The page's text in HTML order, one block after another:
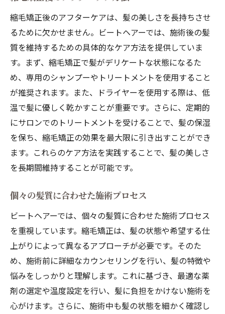
縮毛矯正後のアフターケアは、髪の美しさを長持ちさせ
るために欠かせません。ビートヘアーでは、施術後の髪
質を維持するための具体的なケア方法を提供していま
す。まず、縮毛矯正で髪がデリケートな状態になるた
め、専用のシャンプーやトリートメントを使用すること
が推奨されます。また、ドライヤーを使用する際は、低
温で髪に優しく乾かすことが重要です。さらに、定期的
にサロンでのトリートメントを受けることで、髪の保湿
を保ち、縮毛矯正の効果を最大限に引き出すことができ
ます。これらのケア方法を実践することで、髪の美しさ
を長期間維持することが可能です。
個々の髪質に合わせた施術プロセス
ビートヘアーでは、個々の髪質に合わせた施術プロセス
を重視しています。縮毛矯正は、髪の状態や希望する仕
上がりによって異なるアプローチが必要です。そのた
め、施術前に詳細なカウンセリングを行い、髪の特徴や
悩みをしっかりと理解します。これに基づき、最適な薬
剤の選定や温度設定を行い、髪に負担をかけない施術を
心がけます。さらに、施術中も髪の状態を細かく確認し